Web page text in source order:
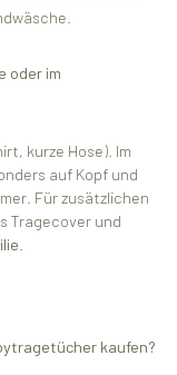
oder im
kurze Hose). Im
auf Kopf und
Für zusätzlichen
Tragecover und
.
kaufen?